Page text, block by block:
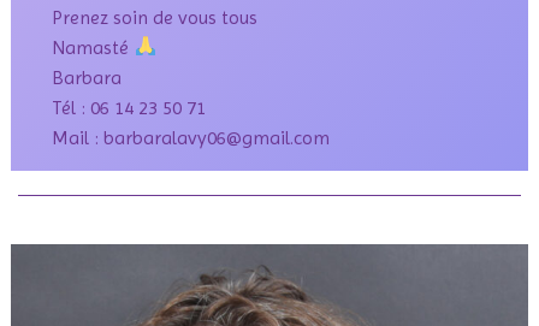
Prenez soin de vous tous
Namasté
Barbara
Tél : 06 14 23 50 71
Mail : barbaralavy06@gmail.com